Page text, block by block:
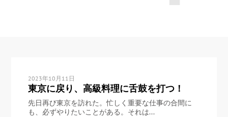
2023年10月11日
東京に戻り、高級料理に舌鼓を打つ！
先日再び東京を訪れた。忙しく重要な仕事の合間に
も、必ずやりたいことがある。それは...